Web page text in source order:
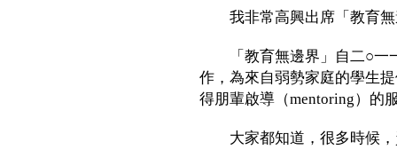
我非常高興出席「教育無
「教育無邊界」自二○一
作，為來自弱勢家庭的學生
得朋輩啟導（mentoring）的
大家都知道，很多時候，